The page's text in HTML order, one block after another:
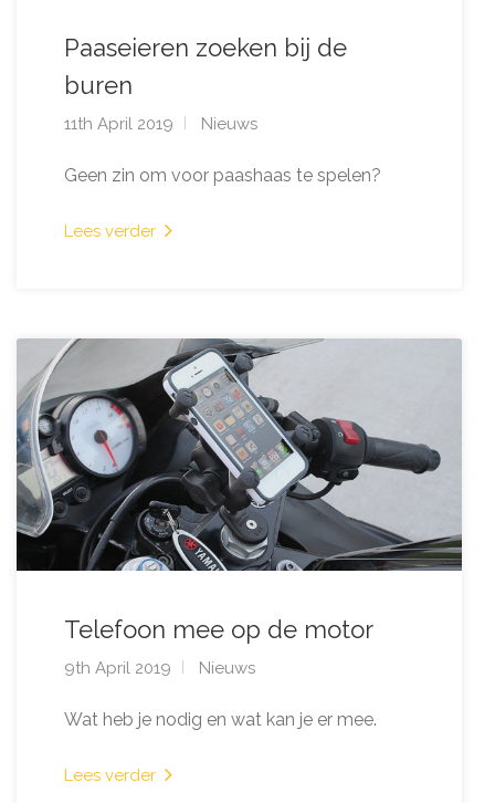
Paaseieren zoeken bij de
buren
11th April 2019 Nieuws
Geen zin om voor paashaas te spelen?
Lees verder
Telefoon mee op de motor
9th April 2019 Nieuws
Wat heb je nodig en wat kan je er mee.
Lees verder